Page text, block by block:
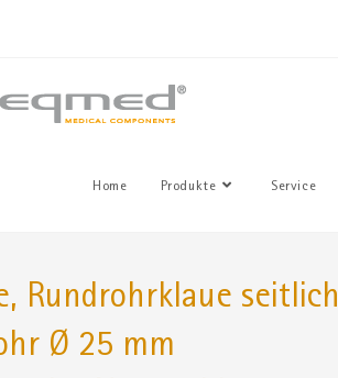
Home Produkte Service
Rundrohrklaue seitlich
Ø 25 mm